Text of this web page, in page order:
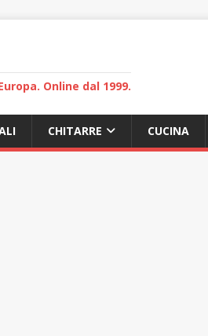
Online dal 1999.
CHITARRE CUCINA